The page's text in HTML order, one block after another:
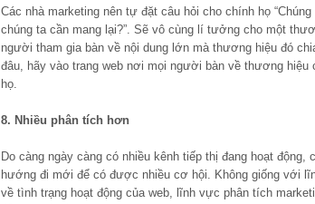
Các nhà marketing nên tự đặt câu hỏi cho chính họ
chúng ta cần mang lại?”. Sẽ vô cùng lí tưởng cho một
người tham gia bàn về nội dung lớn mà thương hiệu đó
đâu, hãy vào trang web nơi mọi người bàn về thương hiệu
họ.
8. Nhiều phân tích hơn
Do càng ngày càng có nhiều kênh tiếp thị đang hoạt
hướng đi mới để có được nhiều cơ hội. Không giống với
về tình trạng hoạt động của web, lĩnh vực phân tích